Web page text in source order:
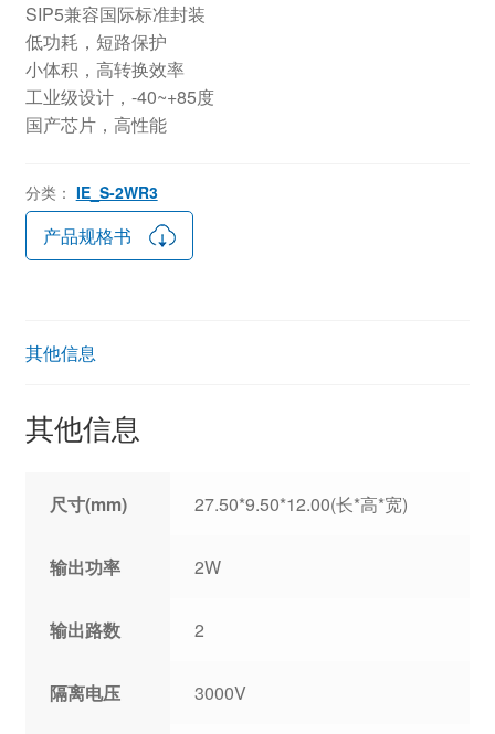
SIP5兼容国际标准封装
低功耗，短路保护
小体积，高转换效率
工业级设计，-40~+85度
国产芯片，高性能
分类： IE_S-2WR3
产品规格书
其他信息
其他信息
尺寸(mm) 27.50*9.50*12.00(长*高*宽)
输出功率 2W
输出路数 2
隔离电压 3000V